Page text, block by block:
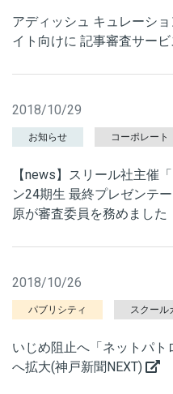
アディッシュ キュレーシ
イト向けに 記事審査サー
2018/10/29
お知らせ コーポレート
【news】スリール社主催
ン24期生 最終プレゼンテ
原が審査委員を務めました
2018/10/26
パブリシティ スクール
いじめ阻止へ「ネットパ
へ拡大(神戸新聞NEXT)